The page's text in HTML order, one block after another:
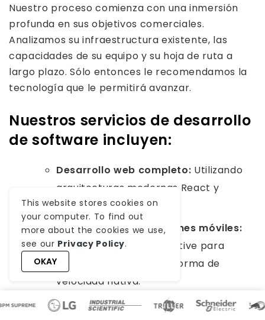
Nuestro proceso comienza con una inmersión
profunda en sus objetivos comerciales.
Analizamos su infraestructura existente, las
capacidades de su equipo y su hoja de ruta a
largo plazo. Sólo entonces le recomendamos la
tecnología que le permitirá avanzar.
Nuestros servicios de desarrollo
de software incluyen:
Desarrollo web completo: Utilizando
arquitecturas modernas React y
Angular.
Desarrollo de aplicaciones móviles:
Aprovechando React Native para
aplicaciones multiplataforma de
velocidad nativa.
Modernización heredada:
Ayudándole
This website stores cookies on
your computer. To find out
more about the cookies we use,
see our Privacy Policy.
OKAY